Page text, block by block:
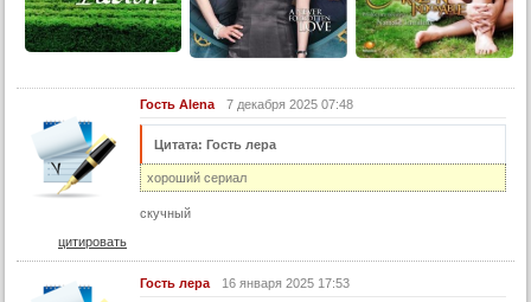
28 серия
29 серия
30 серия
31 серия
32 серия
33 серия
36 серия
Гость Alena 7 декабря 2025 07:48
Цитата: Гость лера
хороший сериал
скучный
цитировать
Гость лера
16 января 2025 17:53